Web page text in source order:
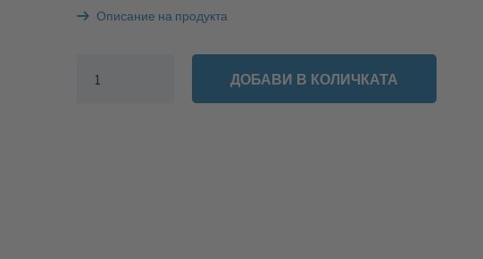
Описание на продукта
ДОБАВИ В КОЛИЧКАТА